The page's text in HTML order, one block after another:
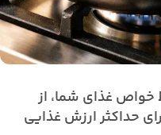
غذای شما، از
حداکثر ارزش غذایی